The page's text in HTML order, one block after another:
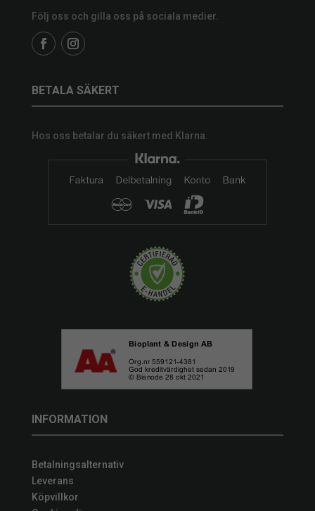
Följ oss och gilla oss på sociala medier.
BETALA SÄKERT
Hos oss betalar du säkert med Klarna.
INFORMATION
Betalningsalternativ
Leverans
Köpvillkor